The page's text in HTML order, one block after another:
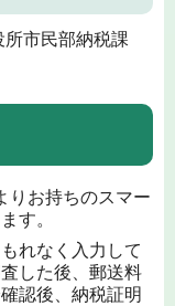
所市民部納税課
りお持ちのスマー
す。
れなく入力して
した後、郵送料
認後、納税証明